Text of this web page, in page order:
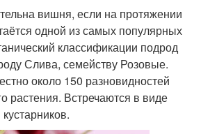
вишня, если на протяжении
одной из самых популярных
классификации подрод
Слива, семейству Розовые.
около 150 разновидностей
растения. Встречаются в виде